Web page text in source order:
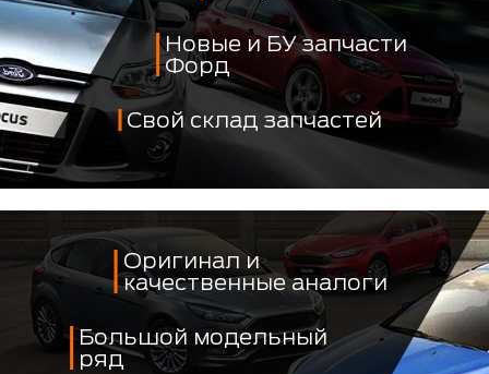
Новые и БУ запчасти
Форд
Свой склад запчастей
Оригинал и
качественные аналоги
Большой модельный
ряд